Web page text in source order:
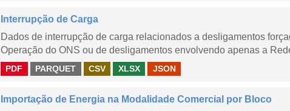
Interrupção de Carga
Dados de interrupção de carga relacionados a desligamentos
Operação do ONS ou de desligamentos envolvendo apenas a
PDF PARQUET CSV XLSX JSON
Importação de Energia na Modalidade Comercial por Bloco